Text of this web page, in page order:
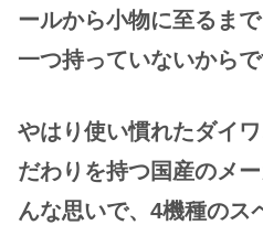
ールから小物に至るま
一つ持っていないからで
やはり使い慣れたダイ
だわりを持つ国産のメ
んな思いで、4機種のス